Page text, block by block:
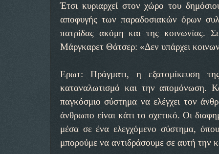
Έτσι κυριαρχεί στον χώρο του
αποφυγής των παραδοσιακών όρων
πατρίδας ακόμη και της κοινωνίας.
Μάργκαρετ Θάτσερ: «Δεν υπάρχει
Ερωτ: Πράγματι, η εξατομίκευση
καταναλωτισμό και την απομόνωση.
παγκόσμιο σύστημα να ελέγχει τον
άνθρωπο είναι κάτι το σχετικό. Οι
μέσα σε ένα ελεγχόμενο σύστημα,
μπορούμε να αντιδράσουμε σε αυτή την